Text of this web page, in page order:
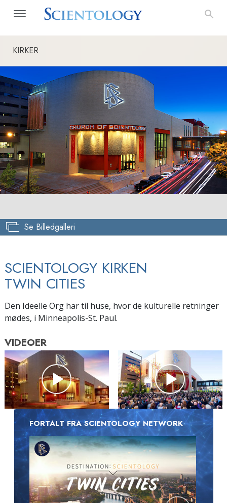
KIRKER
Se Billedgalleri
SCIENTOLOGY KIRKEN
TWIN CITIES
Den Ideelle Org har til huse, hvor de kulturelle retninger
mødes, i Minneapolis-St. Paul.
VIDEOER
FORTALT FRA SCIENTOLOGY NETWORK